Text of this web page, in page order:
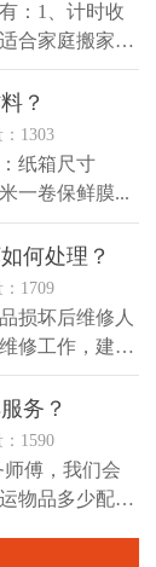
：1、计时收
合家庭搬家）
？
1303
纸箱尺寸
一卷保鲜膜...
何处理？
1709
损坏后维修人
修工作，建议
投保搬运...
务？
1590
傅，我们会
物品多少配置